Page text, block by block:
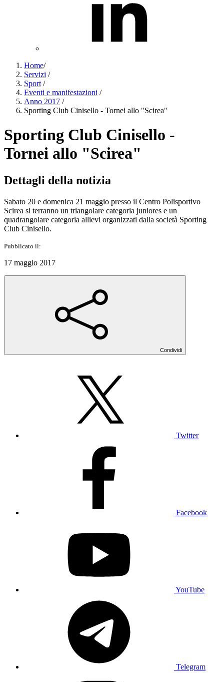
Home/
Servizi /
Sport /
Eventi e manifestazioni /
Anno 2017 /
Sporting Club Cinisello - Tornei allo "Scirea"
Sporting Club Cinisello -
Tornei allo "Scirea"
Dettagli della notizia
Sabato 20 e domenica 21 maggio presso il Centro Polisportivo
Scirea si terranno un triangolare categoria juniores e un
quadrangolare categoria allievi organizzati dalla società Sporting
Club Cinisello.
Pubblicato il:
17 maggio 2017
Condividi
Twitter
Facebook
YouTube
Telegram